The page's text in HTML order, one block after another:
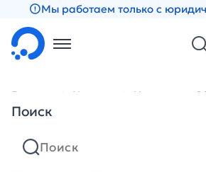
Мы работаем только с
Поиск
Главная Новости Новости за